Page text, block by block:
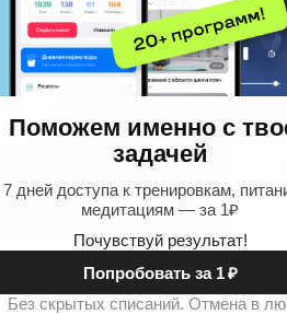
не варто захоплюватися